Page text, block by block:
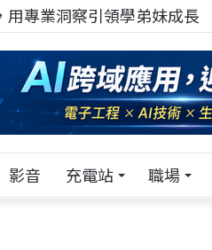
用專業洞察引領學弟妹成長
影音 充電站 職場